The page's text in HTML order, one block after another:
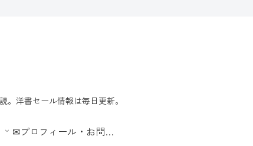
洋書セール情報は毎日更新。
✉プロフィール・お問合せ